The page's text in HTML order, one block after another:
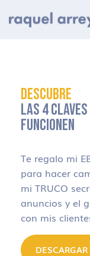
DESCUBRE
LAS 4
FUNCIONEN
Te regalo mi
para hacer
mi TRUCO
anuncios y el
con mis